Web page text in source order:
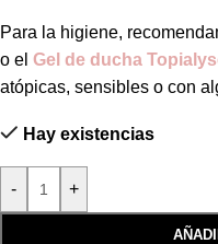
Para la higiene,
o el Gel de ducha
atópicas, sensibles o con
Hay existencias
- +